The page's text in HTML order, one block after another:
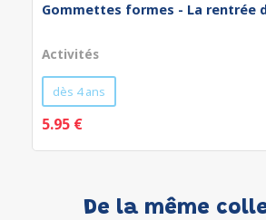
Gommettes formes - La rentrée
Activités
dès 4 ans
5.95 €
De la même